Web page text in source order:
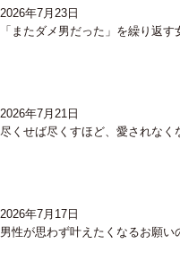
2026年7月23日
「またダメ男だった」を繰り返す
2026年7月21日
尽くせば尽くすほど、愛されなく
2026年7月17日
男性が思わず叶えたくなるお願